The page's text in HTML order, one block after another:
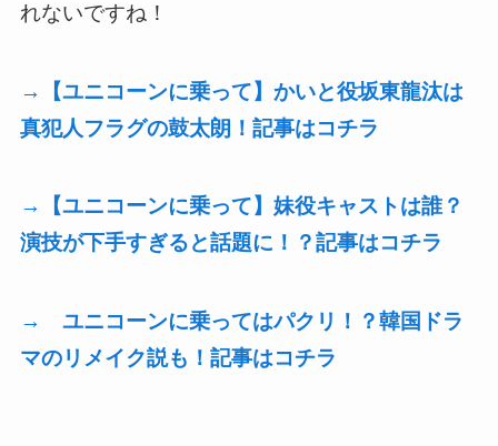
れないですね！
→【ユニコーンに乗って】かいと役坂東龍汰は
真犯人フラグの鼓太朗！記事はコチラ
→【ユニコーンに乗って】妹役キャストは誰？
演技が下手すぎると話題に！？記事はコチラ
→ ユニコーンに乗ってはパクリ！？韓国ドラ
マのリメイク説も！記事はコチラ